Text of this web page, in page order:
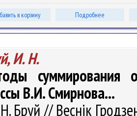
в корзину Подробнее
И. Н.
суммирования
В.И. Смирнова...
Бруй // Веснік